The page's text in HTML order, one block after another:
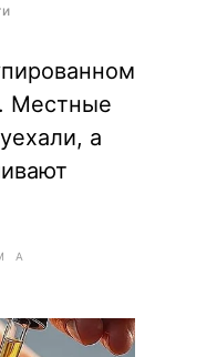
Местные
а